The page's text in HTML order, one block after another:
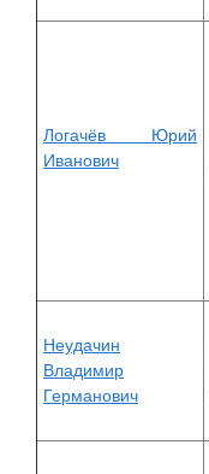
Логачёв Юрий
Иванович
Неудачин
Владимир
Германович